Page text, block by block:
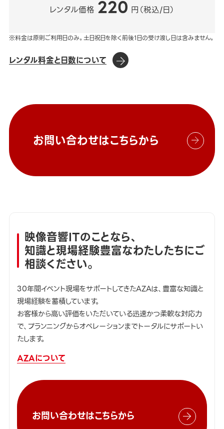
レンタル価格 220 円（税込/日）
※料金は原則ご利用日のみ。土日祝日を除く前後1日の受け渡し日は含みません。
レンタル料金と日数について
お問い合わせはこちらから
映像音響ITのことなら、
知識と現場経験豊富なわたしたちにご
相談ください。
30年間イベント現場をサポートしてきたAZAは、豊富な知識と
現場経験を蓄積しています。
お客様から高い評価をいただいている迅速かつ柔軟な対応力
で、プランニングからオペレーションまでトータルにサポートい
たします。
AZAについて
お問い合わせはこちらから